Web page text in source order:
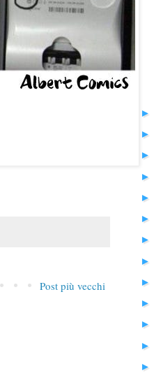
Post più vecchi
►
►
►
►
►
►
►
►
►
►
►
►
►